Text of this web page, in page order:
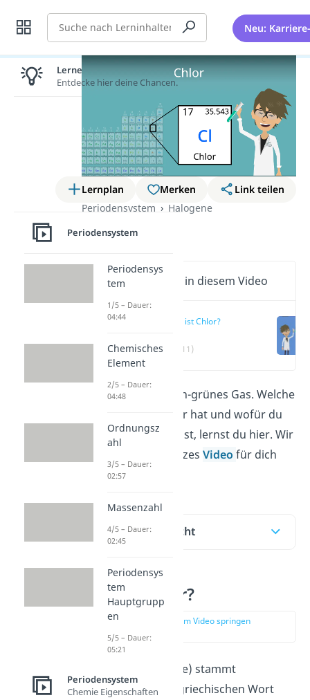
Suche Neu:
Lernplan Merken
Link teilen
Periodensystem
Halogene
Chlor
Wichtige Inhalte in diesem Video
Was ist Chlor?
(00:11)
Chlor ist ein gelblich-grünes Gas. Welche
Eigenschaften Chlor hat und wofür du
es verwenden kannst, lernst du hier. Wir
haben auch ein kurzes Video für dich
vorbereitet!
Inhaltsübersicht
Was ist Chlor?
zur Stelle im Video springen
Chlor (engl. chlorine) stammt
ursprünglich vom griechischen Wort
Lernen lohnt sich!
Entdecke hier deine Chancen.
Periodensystem
Periodensys
tem
1/5 – Dauer:
04:44
Chemisches
Element
2/5 – Dauer:
04:48
Ordnungsz
ahl
3/5 – Dauer:
02:57
Massenzahl
4/5 – Dauer:
02:45
Periodensys
tem
Hauptgrupp
en
5/5 – Dauer:
05:21
Periodensystem
Chemie Eigenschaften